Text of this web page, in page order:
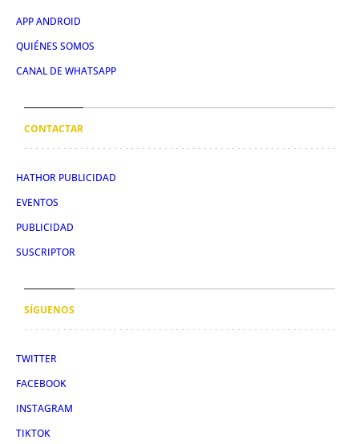
APP ANDROID
QUIÉNES SOMOS
CANAL DE WHATSAPP
CONTACTAR
HATHOR PUBLICIDAD
EVENTOS
PUBLICIDAD
SUSCRIPTOR
SÍGUENOS
TWITTER
FACEBOOK
INSTAGRAM
TIKTOK